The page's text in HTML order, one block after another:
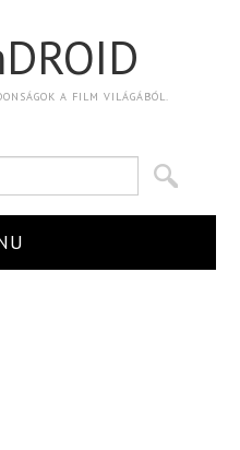
A FILM VILÁGÁBÓL.